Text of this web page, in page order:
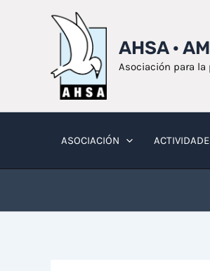
AHSA ·
Asociación para
ASOCIACIÓN